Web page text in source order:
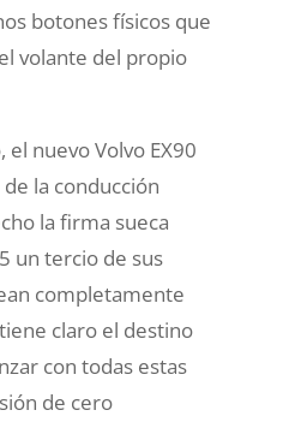
botones físicos que
volante del propio
nuevo Volvo EX90
la conducción
la firma sueca
un tercio de sus
completamente
claro el destino
con todas estas
de cero